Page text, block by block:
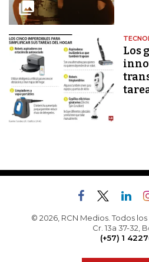
Los
© 2026, RCN Medios. Todos
Cr. 13a 37-32,
(+57) 1